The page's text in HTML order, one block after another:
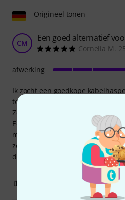
Origineel tonen
CM Een goed alternatief
Cornelia M.
Ik zocht een goedkope
toepassingen. Wat kan ik zeggen?
Zeer stevig gebouwd, ziet er
Een goede replica van de
meter 14 mm kabel op liggen. De
zou er ook net op moeten
die prijs.
afwerking
EVALUATIE